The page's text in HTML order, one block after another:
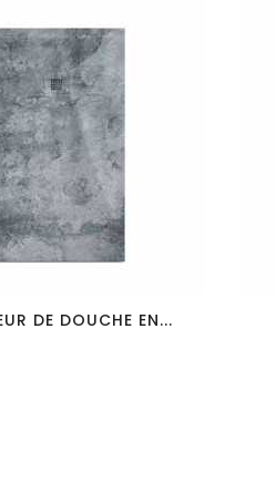
favorite_border
DE DOUCHE EN...